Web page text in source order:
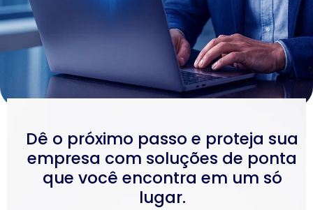
Dê o próximo passo e proteja sua
empresa com soluções de ponta
que você encontra em um só
lugar.